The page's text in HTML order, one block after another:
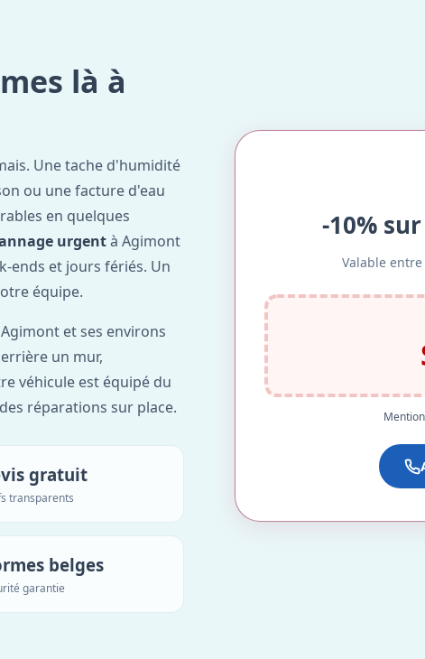
là à
Une tache d'humidité
ou une facture d'eau
en quelques
urgentà Agimont
ends et jours fériés. Un
équipe.
et ses environs
un mur,
véhicule est équipé du
réparations sur place.
gratuit
transparents
belges
garantie
-10%
Valable